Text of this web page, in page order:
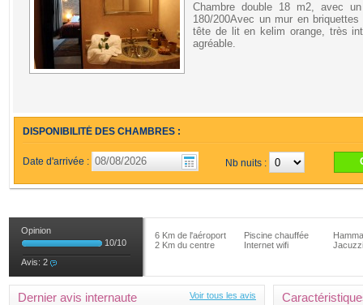
Chambre double 18 m2, avec
180/200Avec un mur en briquettes
tête de lit en kelim orange, très
agréable.
DISPONIBILITÉ DES CHAMBRES :
Date d'arrivée : Nb nuits :
Opinion
10/10
Avis: 2
6 Km de l'aéroport
2 Km du centre
Piscine chauffée
Internet wifi
Jacuzzi
Dernier avis internaute Voir tous les avis